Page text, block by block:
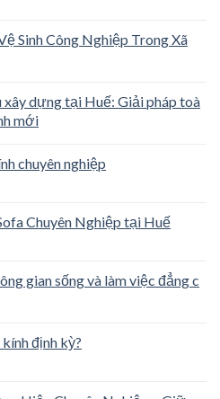
Sinh Công Nghiệp Trong Xã
xây dựng tại Huế: Giải pháp toà
mới
chuyên nghiệp
Chuyên Nghiệp tại Huế
gian sống và làm việc đẳng c
định kỳ?